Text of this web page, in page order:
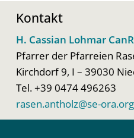
Pallhuber Annalena
Pallhuber Maria
Ministranten
Schneider Vera
Pallhuber Annalena
Kontakt
H. Cassian Lohmar
Pfarrer der Pfarreien
Kirchdorf 9, I – 39030
Tel. +39 0474 496263
rasen.antholz@se-ora.org